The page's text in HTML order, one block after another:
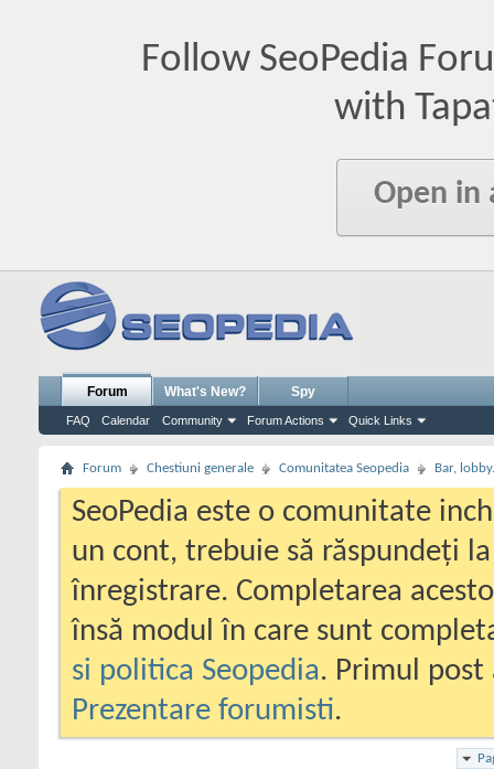
Follow SeoPedia
with
Open in
Forum
FAQ Calendar Community Forum Actions Quick Links
What's New? Spy
Forum Chestiuni generale Comunitatea Seopedia Bar,
SeoPedia este o comunitate
un cont, trebuie să răspundeți
înregistrare. Completarea
însă modul în care sunt
si politica Seopedia. Primul
Prezentare forumisti.